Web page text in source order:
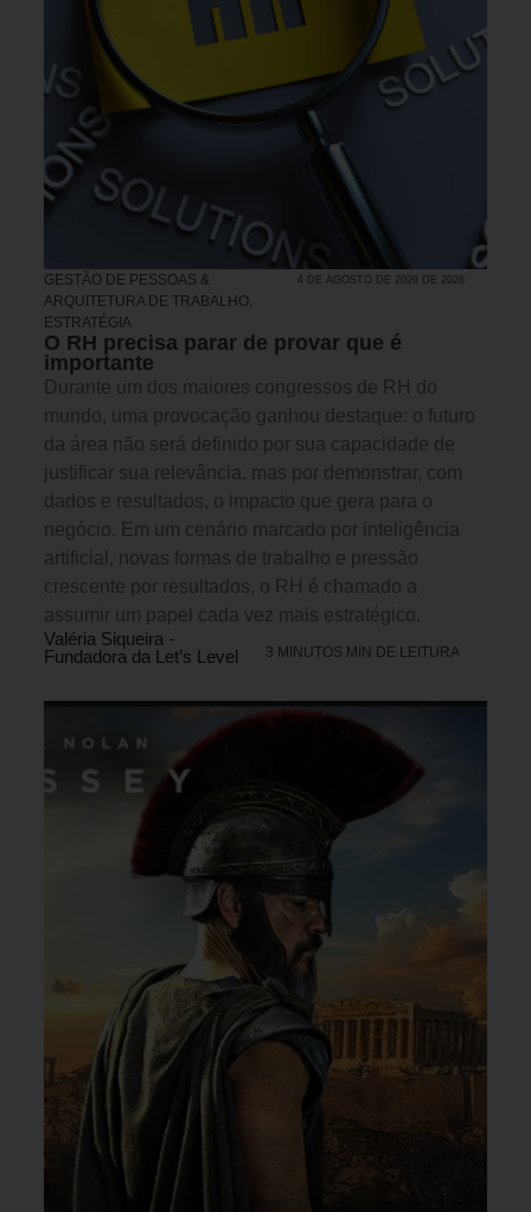
GESTÃO DE PESSOAS &
ARQUITETURA DE TRABALHO
ESTRATÉGIA
4 DE AGOSTO DE 2026 DE 2026
O RH precisa parar de provar que é
importante
Durante um dos maiores congressos de RH do
mundo, uma provocação ganhou destaque: o futuro
da área não será definido por sua capacidade de
justificar sua relevância, mas por demonstrar, com
dados e resultados, o impacto que gera para o
negócio. Em um cenário marcado por inteligência
artificial, novas formas de trabalho e pressão
crescente por resultados, o RH é chamado a
assumir um papel cada vez mais estratégico.
Valéria Siqueira -
Fundadora da Let’s Level
3 MINUTOS MIN DE LEITURA